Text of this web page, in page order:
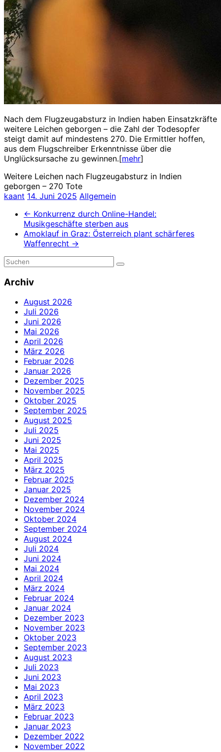
Nach dem Flugzeugabsturz in Indien haben Einsatzkräfte
weitere Leichen geborgen – die Zahl der Todesopfer
steigt damit auf mindestens 270. Die Ermittler hoffen,
aus dem Flugschreiber Erkenntnisse über die
Unglücksursache zu gewinnen.[mehr]
Weitere Leichen nach Flugzeugabsturz in Indien
geborgen – 270 Tote
kaant 14. Juni 2025 Allgemein
← Konkurrenz durch Online-Handel:
Musikgeschäfte sterben aus
Amoklauf in Graz: Österreich plant schärferes
Waffenrecht →
Archiv
August 2026
Juli 2026
Juni 2026
Mai 2026
April 2026
März 2026
Februar 2026
Januar 2026
Dezember 2025
November 2025
Oktober 2025
September 2025
August 2025
Juli 2025
Juni 2025
Mai 2025
April 2025
März 2025
Februar 2025
Januar 2025
Dezember 2024
November 2024
Oktober 2024
September 2024
August 2024
Juli 2024
Juni 2024
Mai 2024
April 2024
März 2024
Februar 2024
Januar 2024
Dezember 2023
November 2023
Oktober 2023
September 2023
August 2023
Juli 2023
Juni 2023
Mai 2023
April 2023
März 2023
Februar 2023
Januar 2023
Dezember 2022
November 2022